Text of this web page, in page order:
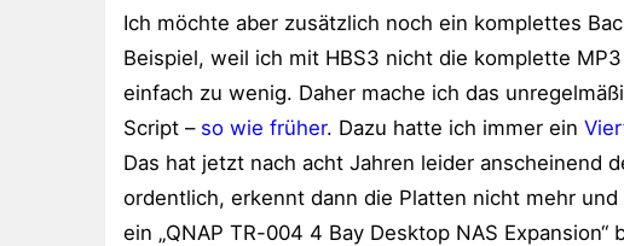
Ich möchte aber zusätzlich noch ein komplettes
Beispiel, weil ich mit HBS3 nicht die komplette
einfach zu wenig. Daher mache ich das
Script – so wie früher. Dazu hatte ich immer ein
Das hat jetzt nach acht Jahren leider anscheinend
ordentlich, erkennt dann die Platten nicht mehr
ein „QNAP TR-004 4 Bay Desktop NAS